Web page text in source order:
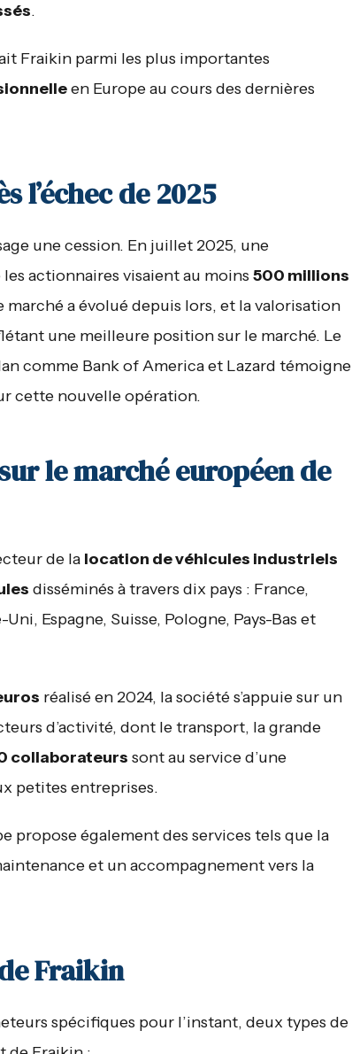
.
Fraikin parmi les plus importantes
en Europe au cours des dernières
l’échec de 2025
une cession. En juillet 2025, une
actionnaires visaient au moins 500 millions
a évolué depuis lors, et la valorisation
une meilleure position sur le marché. Le
comme Bank of America et Lazard témoigne
cette nouvelle opération.
le marché européen de
de la location de véhicules industriels
disséminés à travers dix pays : France,
Espagne, Suisse, Pologne, Pays-Bas et
réalisé en 2024, la société s’appuie sur un
d’activité, dont le transport, la grande
collaborateurs sont au service d’une
petites entreprises.
propose également des services tels que la
et un accompagnement vers la
Fraikin
spécifiques pour l’instant, deux types de